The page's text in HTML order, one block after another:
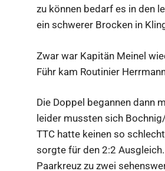
zu können bedarf es in den
ein schwerer Brocken in
Zwar war Kapitän Meinel
Führ kam Routinier
Die Doppel begannen dann
leider mussten sich
TTC hatte keinen so
sorgte für den 2:2
Paarkreuz zu zwei